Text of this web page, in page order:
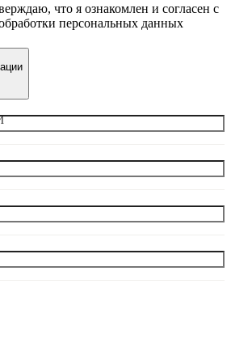
что я ознакомлен и согласен с
персональных данных